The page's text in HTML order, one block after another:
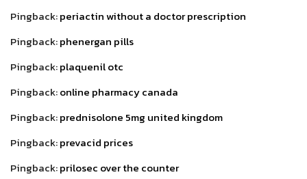
Pingback:periactin without a doctor prescription
Pingback:phenergan pills
Pingback:plaquenil otc
Pingback:online pharmacy canada
Pingback:prednisolone 5mg united kingdom
Pingback:prevacid prices
Pingback:prilosec over the counter